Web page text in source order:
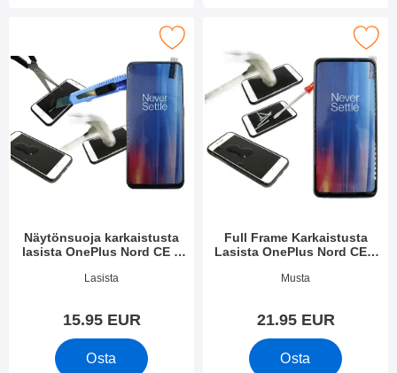
Näytönsuoja karkaistusta
lasista OnePlus Nord CE 2
Tuote.nro 43540
Lasista
15.95 EUR
Osta
karkaistusta lasista OnePlus Nord CE 2 5G
Full Frame Karkaistusta
Lasista OnePlus Nord CE 2
Tuote.nro 43613
Musta
21.95 EUR
Osta
Merkitse full Frame Karkaistusta Lasista